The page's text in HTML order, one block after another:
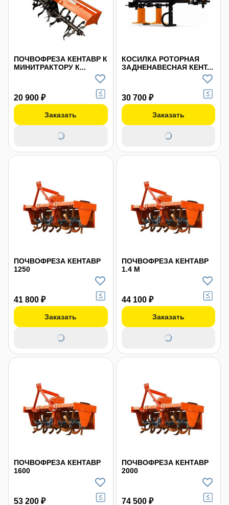
ПОЧВОФРЕЗА КЕНТАВР К
МИНИТРАКТОРУ К...
20 900 ₽
Заказать
КОСИЛКА РОТОРНАЯ
ЗАДНЕНАВЕСНАЯ КЕНТ...
30 700 ₽
Заказать
ПОЧВОФРЕЗА КЕНТАВР
1250
41 800 ₽
Заказать
ПОЧВОФРЕЗА КЕНТАВР
1.4 М
44 100 ₽
Заказать
ПОЧВОФРЕЗА КЕНТАВР
1600
53 200 ₽
ПОЧВОФРЕЗА КЕНТАВР
2000
74 500 ₽